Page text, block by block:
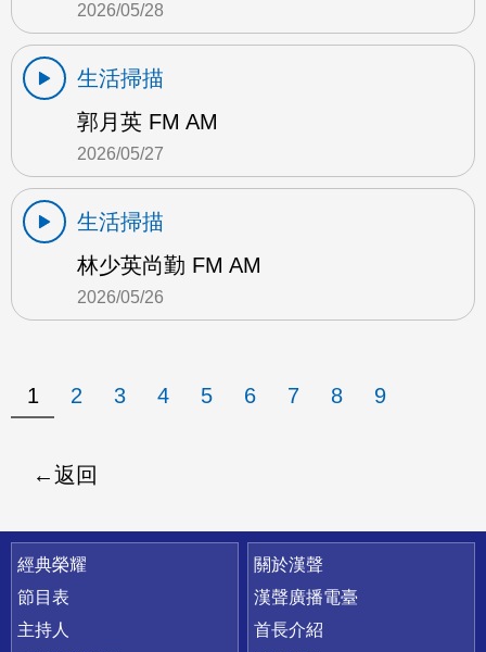
2026/05/28
生活掃描
郭月英 FM AM
2026/05/27
生活掃描
林少英尚勤 FM AM
2026/05/26
1 2 3 4 5 6 7 8 9
返回
快速連結
經典榮耀
節目表
主持人
關於漢聲
漢聲廣播電臺
首長介紹